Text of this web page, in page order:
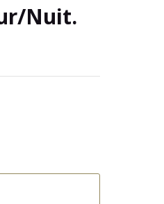
Nuit.